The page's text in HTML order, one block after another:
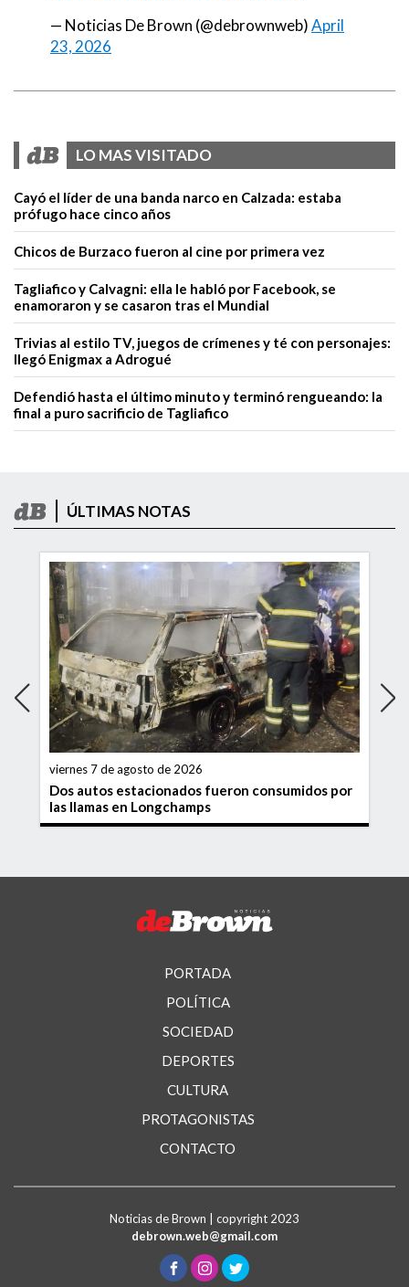
— Noticias De Brown (@debrownweb)April
23, 2026
LO MAS VISITADO
Cayó el líder de una banda narco en Calzada: estaba
prófugo hace cinco años
Chicos de Burzaco fueron al cine por primera vez
Tagliafico y Calvagni: ella le habló por Facebook, se
enamoraron y se casaron tras el Mundial
Trivias al estilo TV, juegos de crímenes y té con personajes:
llegó Enigmax a Adrogué
Defendió hasta el último minuto y terminó rengueando: la
final a puro sacrificio de Tagliafico
ÚLTIMAS NOTAS
viernes 7 de agosto de 2026
Dos autos estacionados fueron consumidos por
las llamas en Longchamps
PORTADA
POLÍTICA
SOCIEDAD
DEPORTES
CULTURA
PROTAGONISTAS
CONTACTO
Noticias de Brown | copyright 2023
debrown.web@gmail.com